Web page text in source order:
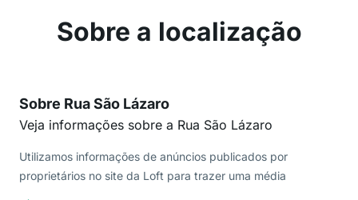
Sobre a localização
Sobre Rua São Lázaro
Veja informações sobre a Rua São Lázaro
Utilizamos informações de anúncios publicados por
proprietários no site da Loft para trazer uma média